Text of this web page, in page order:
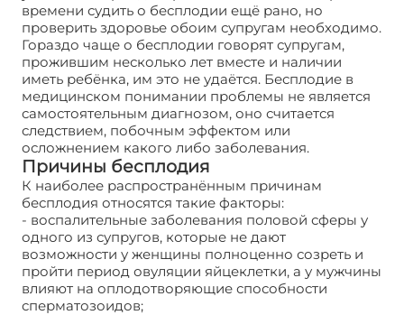
времени судить о бесплодии ещё рано, но
проверить здоровье обоим супругам необходимо.
Гораздо чаще о бесплодии говорят супругам,
прожившим несколько лет вместе и наличии
иметь ребёнка, им это не удаётся. Бесплодие в
медицинском понимании проблемы не является
самостоятельным диагнозом, оно считается
следствием, побочным эффектом или
осложнением какого либо заболевания.
Причины бесплодия
К наиболее распространённым причинам
бесплодия относятся такие факторы:
- воспалительные заболевания половой сферы у
одного из супругов, которые не дают
возможности у женщины полноценно созреть и
пройти период овуляции яйцеклетки, а у мужчины
влияют на оплодотворяющие способности
сперматозоидов;